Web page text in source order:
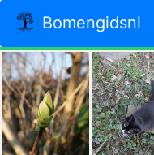
Bomengidsnl